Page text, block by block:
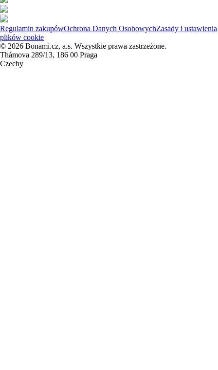
Regulamin zakupówOchrona Danych OsobowychZasady i ustawienia
plików cookie
© 2026 Bonami.cz, a.s. Wszystkie prawa zastrzeżone.
Thámova 289/13, 186 00 Praga
Czechy